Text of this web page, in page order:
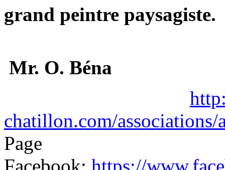
grand peintre paysagiste.
Mr. O. Béna
chatillon.com/
Page
Facebook: https://